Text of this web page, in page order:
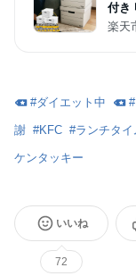
付き
バン
楽天
#ダイエット中 #
謝 #KFC #ランチタイ
ケンタッキー
いいね
72